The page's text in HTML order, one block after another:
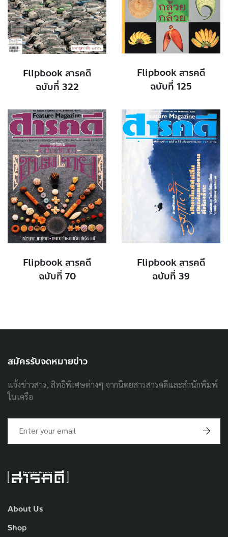
Flipbook สารคดี
ฉบับที่ 322
Flipbook สารคดี
ฉบับที่ 125
Flipbook สารคดี
ฉบับที่ 70
Flipbook สารคดี
ฉบับที่ 39
About Us
Shop
สมัครรับจดหมายข่าว
แจ้งข่าวสาร, สิทธิพิเศษต่างๆ จากนิตยสารสารคดีและสำนักพิมพ์
ในเครือ